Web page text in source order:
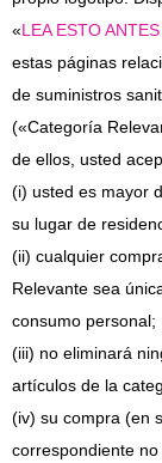
«LEA ESTO
estas páginas
de suministros
(«Categoría
de ellos, usted
(i) usted es mayor
su lugar de
(ii) cualquier
Relevante sea
consumo personal;
(iii) no eliminará
artículos de la
(iv) su compra (en
correspondiente